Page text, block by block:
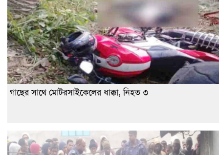
গাছের সাথে মোটরসাইকেলের ধাক্কা, নিহত ৩